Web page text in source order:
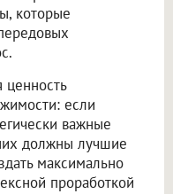
которые
ценность
если
важные
должны лучшие
максимально
проработкой